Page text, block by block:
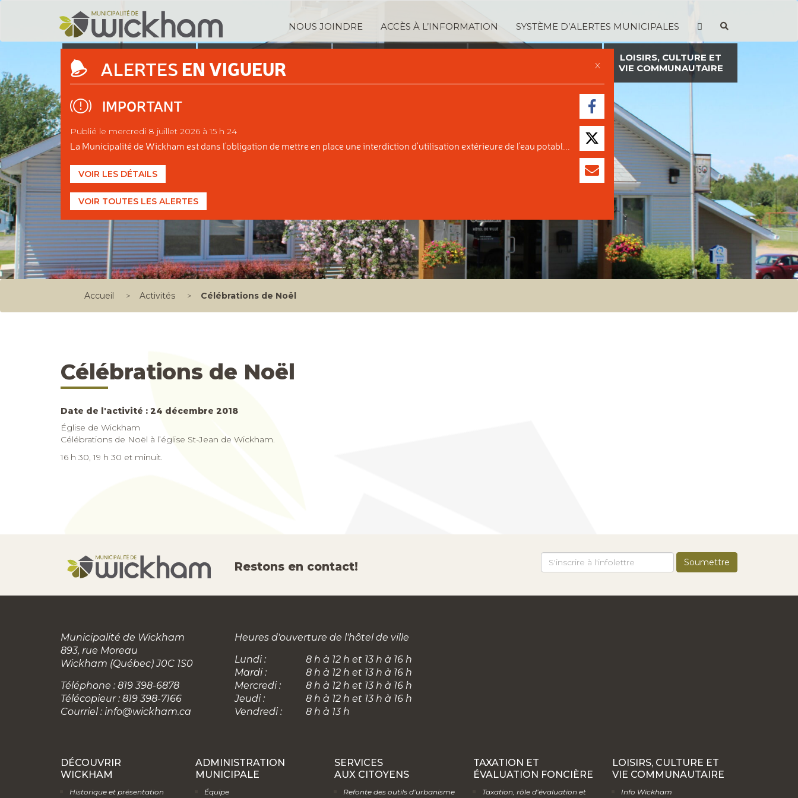
NOUS JOINDRE ACCÈS À L’INFORMATION SYSTÈME D’ALERTES MUNICIPALES
WICKHAM
MUNICIPALE
LOISIRS, CULTURE ET
VIE COMMUNAUTAIRE
X
ALERTES EN VIGUEUR
IMPORTANT
Publié le mercredi 8 juillet 2026 à 15 h 24
La Municipalité de Wickham est dans l'obligation de mettre en place une interdiction d'utilisation extérieure de l'eau potabl...
VOIR LES DÉTAILS
VOIR TOUTES LES ALERTES
Accueil > Activités > Célébrations de Noël
Célébrations de Noël
Date de l'activité : 24 décembre 2018
Église de Wickham
Célébrations de Noël à l’église St-Jean de Wickham.
16 h 30, 19 h 30 et minuit.
Restons en contact!
Municipalité de Wickham
893, rue Moreau
Wickham (Québec) J0C 1S0
Téléphone : 819 398-6878
Télécopieur : 819 398-7166
Courriel : info@wickham.ca
Heures d'ouverture de l'hôtel de ville
Lundi :
8 h à 12 h et 13 h à 16 h
Mardi :
8 h à 12 h et 13 h à 16 h
Mercredi :
8 h à 12 h et 13 h à 16 h
Jeudi :
8 h à 12 h et 13 h à 16 h
Vendredi :
8 h à 13 h
DÉCOUVRIR
WICKHAM
Historique et présentation
ADMINISTRATION
MUNICIPALE
Équipe
SERVICES
AUX CITOYENS
Refonte des outils d’urbanisme
TAXATION ET
ÉVALUATION FONCIÈRE
Taxation, rôle d’évaluation et
LOISIRS, CULTURE ET
VIE COMMUNAUTAIRE
Info Wickham